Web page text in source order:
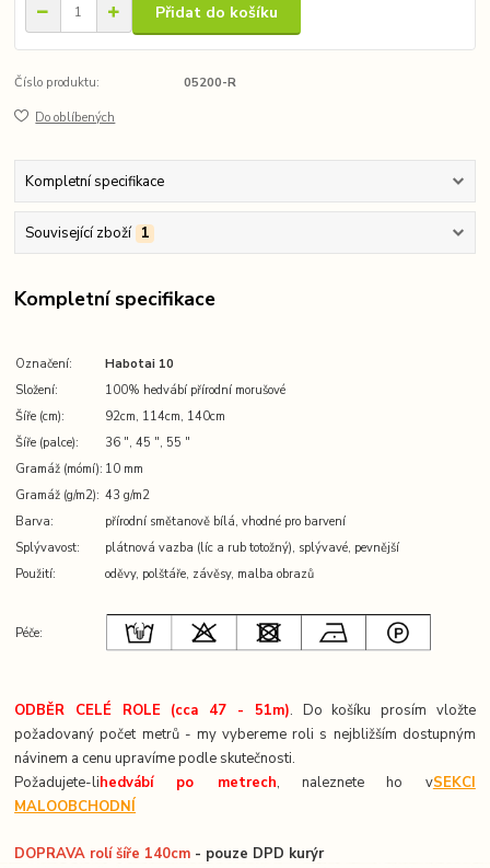
Přidat do košíku
Číslo produktu: 05200-R
Do oblíbených
Kompletní specifikace
Související zboží 1
Kompletní specifikace
Označení:
Habotai 10
Složení:
100% hedvábí přírodní morušové
Šíře (cm):
92cm, 114cm, 140cm
Šíře (palce):
36 ″, 45 ″, 55 ″
Gramáž (mómí): 10 mm
Gramáž (g/m2): 43 g/m2
Barva:
přírodní smětanově bílá, vhodné pro barvení
Splývavost:
plátnová vazba (líc a rub totožný), splývavé, pevnější
Použití:
oděvy, polštáře, závěsy, malba obrazů
Péče:
ODBĚR CELÉ ROLE (cca 47 - 51m). Do košíku prosím vložte
požadovaný počet metrů - my vybereme roli s nejbližším dostupným
návinem a cenu upravíme podle skutečnosti.
Požadujete-lihedvábí po metrech, naleznete ho vSEKCI
MALOOBCHODNÍ
DOPRAVA rolí šíře 140cm - pouze DPD kurýr